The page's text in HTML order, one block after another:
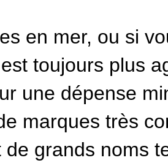
en mer, ou si
toujours plus
une dépense
marques très
de grands noms